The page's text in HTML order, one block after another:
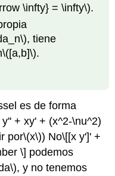
\infty} = \infty\).
, tiene
\([a,b]\).
es de forma
y'' + xy' + (x^2-\nu^2)
por\(x\)) No\[[x y']' +
\] podemos
, y no tenemos